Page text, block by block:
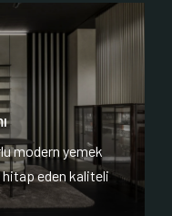
modern yemek
hitap eden kaliteli